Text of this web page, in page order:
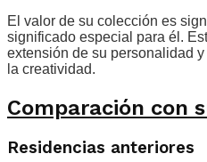
El valor de su colección es
significado especial para él.
extensión de su personalidad
la creatividad.
Comparación con
Residencias anteriores